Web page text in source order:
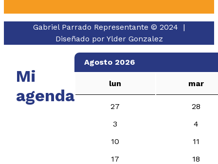
Gabriel Parrado Representante © 2024 |
Diseñado por Ylder Gonzalez
Mi
agenda
Agosto 2026
lun mar
27
28
3
4
10
11
17
18